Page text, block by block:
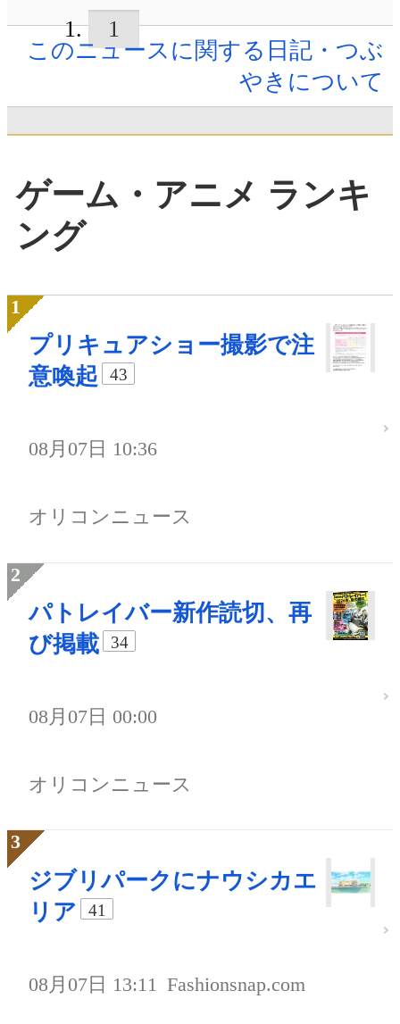
1
このニュースに関する日記・つぶ
やきについて
ゲーム・アニメ ランキ
ング
プリキュアショー撮影で注
意喚起
43
08月07日 10:36
オリコンニュース
パトレイバー新作読切、再
び掲載
34
08月07日 00:00
オリコンニュース
ジブリパークにナウシカエ
リア
41
08月07日 13:11 Fashionsnap.com